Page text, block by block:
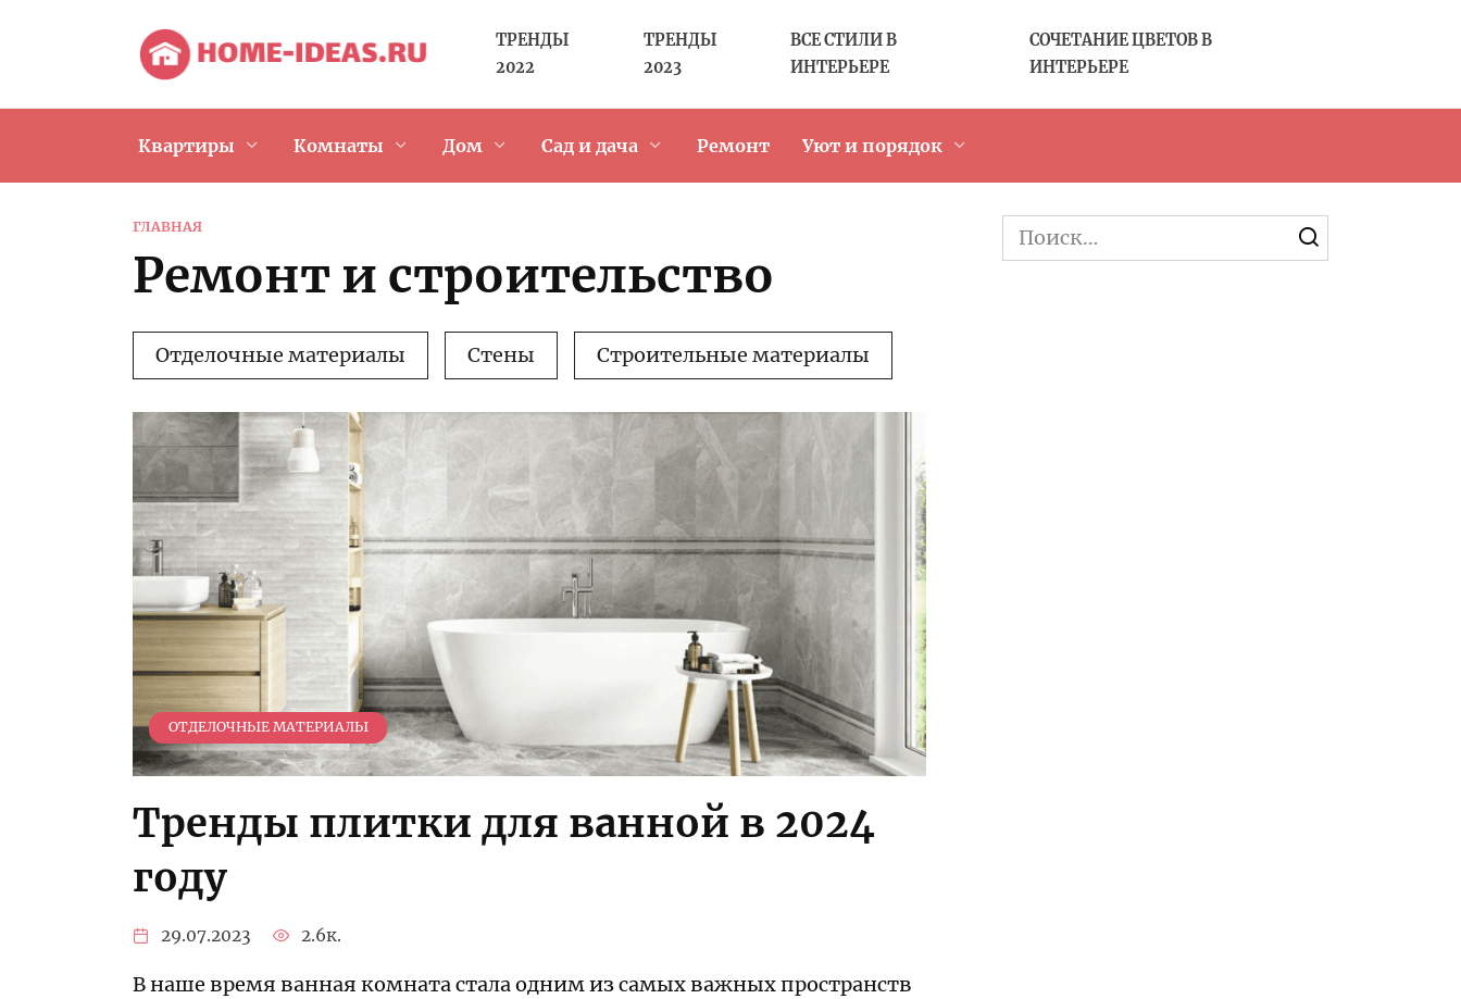
ТРЕНДЫ
2022
ТРЕНДЫ
2023
ВСЕ СТИЛИ В
ИНТЕРЬЕРЕ
CОЧЕТАНИЕ ЦВЕТОВ В
ИНТЕРЬЕРЕ
Квартиры Комнаты Дом Сад и дача Ремонт Уют и порядок
ГЛАВНАЯ
Ремонт и строительство
Отделочные материалы Стены Строительные материалы
ОТДЕЛОЧНЫЕ МАТЕРИАЛЫ
Тренды плитки для ванной в 2024
году
29.07.2023 2.6к.
В наше время ванная комната стала одним из самых важных пространств
Search
for: